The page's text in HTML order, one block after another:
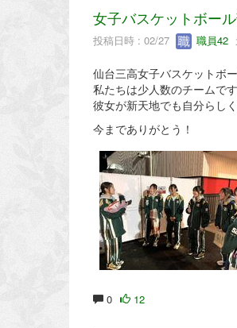
女子バスケットボー
投稿日時 : 02/27 職員42
仙台三高女子バスケットボ
私たちは少人数のチームで
彼女が新天地でも自分らし
今までありがとう！
0 12